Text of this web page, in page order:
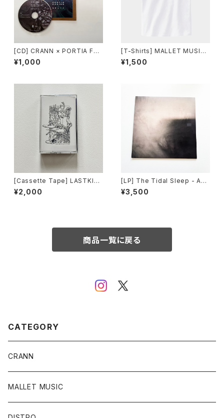
[CD] CRANN × PORTIA FAD
ING SPLIT
¥1,000
[T-Shirts] MALLET MUSIC
- ONE POINT LOGO T (WHI
TE)
¥1,500
[Cassette Tape] LASTKISS
TODIEOFVISCEROTH - ST
/ Slow Down Records DIST
¥2,000
[LP] The Tidal Sleep - Abo
ut Leaving And Coming Ho
me / This Charming Man R
¥3,500
商品一覧に戻る
CATEGORY
CRANN
MALLET MUSIC